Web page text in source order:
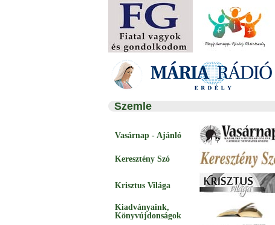
Szemle
Vasárnap - Ajánló
Keresztény Szó
Krisztus Világa
Kiadványaink,
Könyvújdonságok